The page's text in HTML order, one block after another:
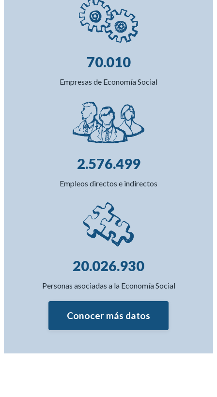
70.010
Empresas de Economía Social
2.576.499
Empleos directos e indirectos
20.026.930
Personas asociadas a la Economía Social
Conocer más datos